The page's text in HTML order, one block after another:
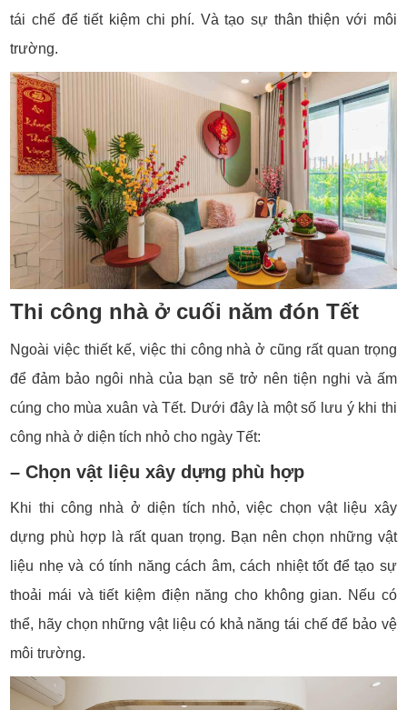
tái chế để tiết kiệm chi phí. Và tạo sự thân thiện với môi
trường.
Thi công nhà ở cuối năm đón Tết
Ngoài việc thiết kế, việc thi công nhà ở cũng rất quan trọng
để đảm bảo ngôi nhà của bạn sẽ trở nên tiện nghi và ấm
cúng cho mùa xuân và Tết. Dưới đây là một số lưu ý khi thi
công nhà ở diện tích nhỏ cho ngày Tết:
– Chọn vật liệu xây dựng phù hợp
Khi thi công nhà ở diện tích nhỏ, việc chọn vật liệu xây
dựng phù hợp là rất quan trọng. Bạn nên chọn những vật
liệu nhẹ và có tính năng cách âm, cách nhiệt tốt để tạo sự
thoải mái và tiết kiệm điện năng cho không gian. Nếu có
thể, hãy chọn những vật liệu có khả năng tái chế để bảo vệ
môi trường.